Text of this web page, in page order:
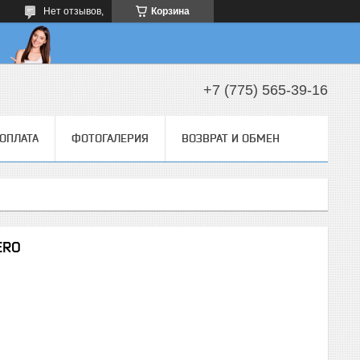
Корзина
Нет отзывов,
+7 (775) 565-39-16
ФОТОГАЛЕРИЯ ВОЗВРАТ И ОБМЕН